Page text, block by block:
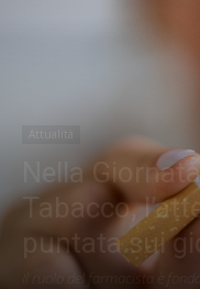
Nella
Tabacco,
puntata sui
Il ruolo del farmacista è